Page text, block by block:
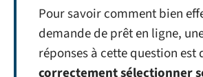
Pour savoir comment bien
demande de prêt en ligne,
réponses à cette question est